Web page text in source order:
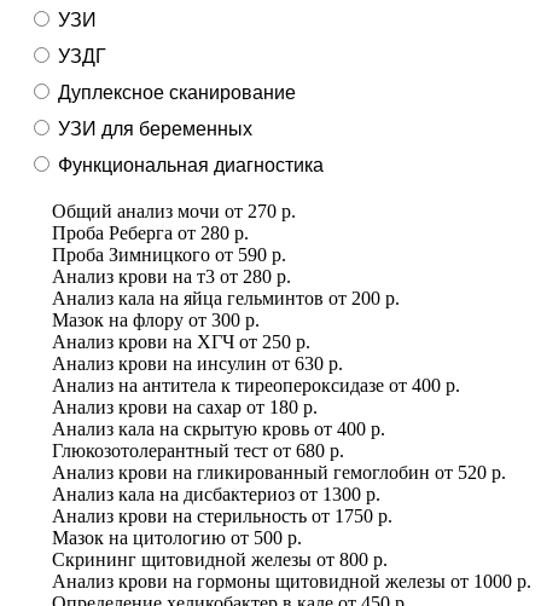
УЗИ
УЗДГ
Дуплексное сканирование
УЗИ для беременных
Функциональная диагностика
Общий анализ мочи от 270 р.
Проба Реберга от 280 р.
Проба Зимницкого от 590 р.
Анализ крови на т3 от 280 р.
Анализ кала на яйца гельминтов от 200 р.
Мазок на флору от 300 р.
Анализ крови на ХГЧ от 250 р.
Анализ крови на инсулин от 630 р.
Анализ на антитела к тиреопероксидазе от 400 р.
Анализ крови на сахар от 180 р.
Анализ кала на скрытую кровь от 400 р.
Глюкозотолерантный тест от 680 р.
Анализ крови на гликированный гемоглобин от 520 р.
Анализ кала на дисбактериоз от 1300 р.
Анализ крови на стерильность от 1750 р.
Мазок на цитологию от 500 р.
Скрининг щитовидной железы от 800 р.
Анализ крови на гормоны щитовидной железы от 1000 р.